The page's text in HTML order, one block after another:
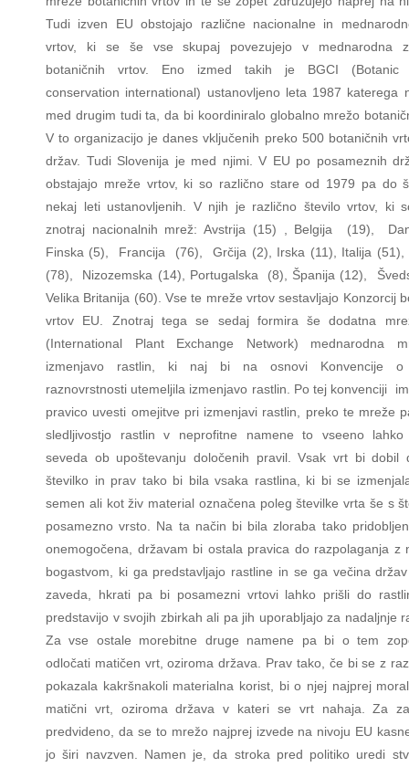
Tudi izven EU obstojajo različne nacionalne in
vrtov, ki se še vse skupaj povezujejo v mednarodna
botaničnih vrtov. Eno izmed takih je BGCI (Botanic
conservation international) ustanovljeno leta 1987 katerega
med drugim tudi ta, da bi koordiniralo globalno mrežo
V to organizacijo je danes vključenih preko 500 botaničnih
držav. Tudi Slovenija je med njimi. V EU po posameznih
obstajajo mreže vrtov, ki so različno stare od 1979 pa do
nekaj leti ustanovljenih. V njih je različno število vrtov, ki
znotraj nacionalnih mrež: Avstrija (15) , Belgija (19),
Finska (5), Francija (76), Grčija (2), Irska (11), Italija (51),
(78), Nizozemska (14), Portugalska (8), Španija (12),
Velika Britanija (60). Vse te mreže vrtov sestavljajo Konzorcij
vrtov EU. Znotraj tega se sedaj formira še dodatna
(International Plant Exchange Network) mednarodna
izmenjavo rastlin, ki naj bi na osnovi Konvencije o
raznovrstnosti utemeljila izmenjavo rastlin. Po tej konvenciji
pravico uvesti omejitve pri izmenjavi rastlin, preko te mreže
sledljivostjo rastlin v neprofitne namene to vseeno lahko
seveda ob upoštevanju določenih pravil. Vsak vrt bi dobil
številko in prav tako bi bila vsaka rastlina, ki bi se
semen ali kot živ material označena poleg številke vrta še s
posamezno vrsto. Na ta način bi bila zloraba tako
onemogočena, državam bi ostala pravica do razpolaganja z
bogastvom, ki ga predstavljajo rastline in se ga večina
zaveda, hkrati pa bi posamezni vrtovi lahko prišli do
predstavijo v svojih zbirkah ali pa jih uporabljajo za nadaljnje
Za vse ostale morebitne druge namene pa bi o tem
odločati matičen vrt, oziroma država. Prav tako, če bi se z
pokazala kakršnakoli materialna korist, bi o njej najprej
matični vrt, oziroma država v kateri se vrt nahaja. Za
predvideno, da se to mrežo najprej izvede na nivoju EU
jo širi navzven. Namen je, da stroka pred politiko uredi